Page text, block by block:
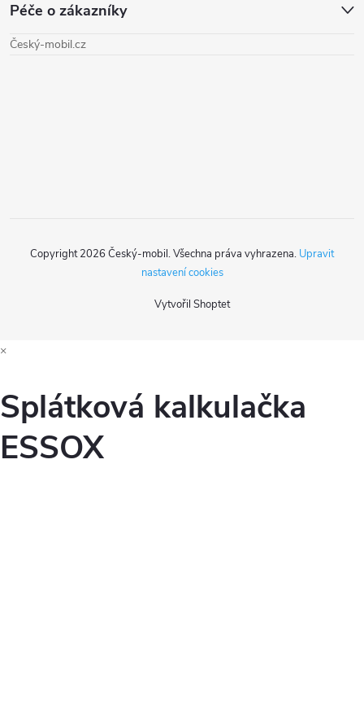
pPéče o zákazníky
Český-mobil.cz
Vytvořil Shoptet
Copyright 2026 Český-mobil. Všechna práva vyhrazena. Upravit
nastavení cookies
×
Splátková kalkulačka
ESSOX